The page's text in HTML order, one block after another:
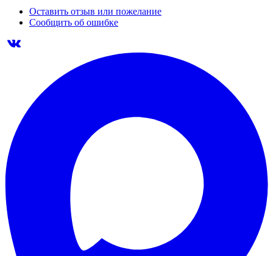
Оставить отзыв или пожелание
Сообщить об ошибке